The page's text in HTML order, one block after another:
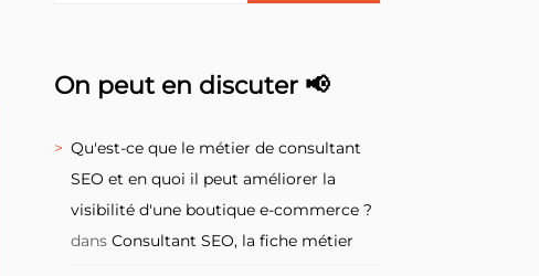
On peut en discuter 📢
Qu'est-ce que le métier de consultant
SEO et en quoi il peut améliorer la
visibilité d'une boutique e-commerce ?
dansConsultant SEO, la fiche métier